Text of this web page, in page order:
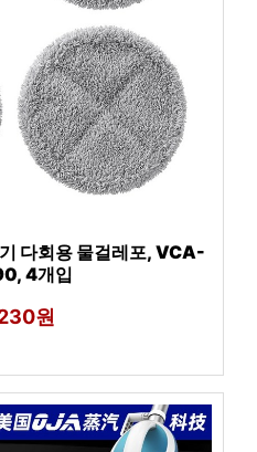
다회용 물걸레포, VCA-
4개입
원